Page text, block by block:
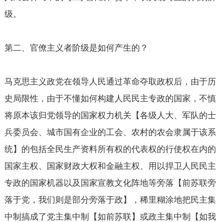
级。
第二、官僚主义者阶级是如何产生的？
马克思主义政党在领导人民通过革命夺取政权后，由于历
史局限性，由于不懂如何构建人民民主专政的国家，不慎
将原本该归党领导的国家权力机关【各级人大、军队的士
兵委员会、城市国有企业的工会、农村的农会隶属于该系
统】的包括全民生产资料所有权的代表权的行使权在内的
国家主权、国家财政大权和金融主权、用以捍卫人民民主
专政的国家机器以及国家宣教文化阵地等旁落【前苏联旁
落于党，我们则是部分旁落于政】，稀里糊涂地把民主集
中制搞成了党主集中制【如前苏联】或政主集中制【如我